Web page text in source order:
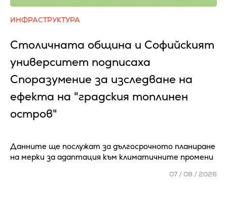
ИНФРАСТРУКТУРА
Столичната община и Софийският
университет подписаха
Споразумение за изследване на
ефекта на "градския топлинен
остров"
Данните ще послужат за дългосрочното планиране
на мерки за адаптация към климатичните промени
07 / 08 / 2026